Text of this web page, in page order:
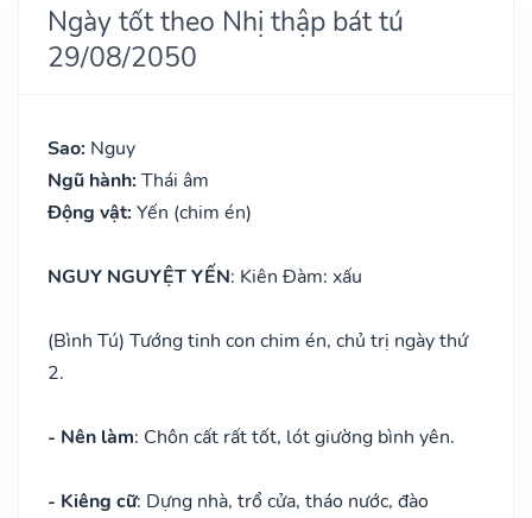
Ngày tốt theo Nhị thập bát tú
29/08/2050
Sao: Nguy
Ngũ hành: Thái âm
Động vật: Yến (chim én)
NGUY NGUYỆT YẾN: Kiên Đàm: xấu
(Bình Tú) Tướng tinh con chim én, chủ trị ngày thứ
2.
- Nên làm: Chôn cất rất tốt, lót giường bình yên.
- Kiêng cữ: Dựng nhà, trổ cửa, tháo nước, đào